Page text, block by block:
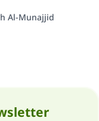
Al-Munajjid